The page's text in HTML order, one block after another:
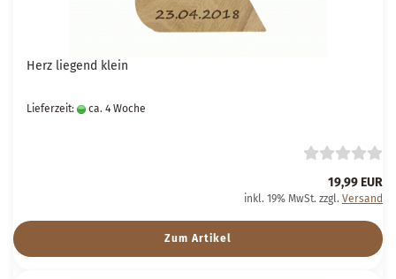
Herz liegend klein
Lieferzeit: ca. 4 Woche
19,99 EUR
inkl. 19% MwSt. zzgl. Versand
Zum Artikel